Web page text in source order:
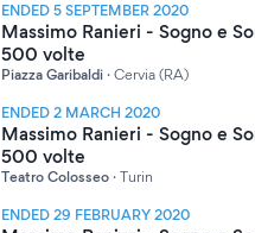
ENDED 5 SEPTEMBER 2020
Massimo Ranieri - Sogno e
500 volte
Piazza Garibaldi · Cervia (RA)
ENDED 2 MARCH 2020
Massimo Ranieri - Sogno e
500 volte
Teatro Colosseo · Turin
ENDED 29 FEBRUARY 2020